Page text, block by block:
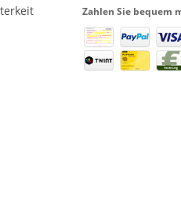
Zahlen Sie bequem